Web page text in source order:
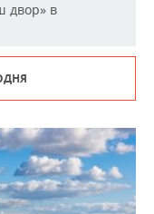
двор» в